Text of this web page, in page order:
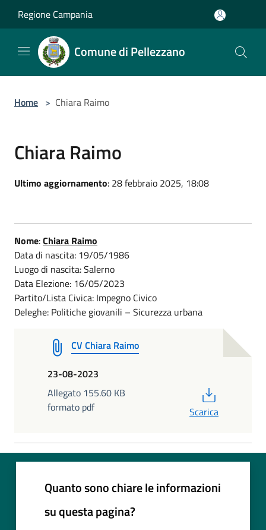
Regione Campania
Comune di Pellezzano
Home > Chiara Raimo
Chiara Raimo
Ultimo aggiornamento: 28 febbraio 2025, 18:08
Nome:Chiara Raimo
Data di nascita: 19/05/1986
Luogo di nascita: Salerno
Data Elezione: 16/05/2023
Partito/Lista Civica: Impegno Civico
Deleghe: Politiche giovanili – Sicurezza urbana
CV Chiara Raimo
23-08-2023
Allegato 155.60 KB
formato pdf
Scarica
Quanto sono chiare le informazioni
su questa pagina?